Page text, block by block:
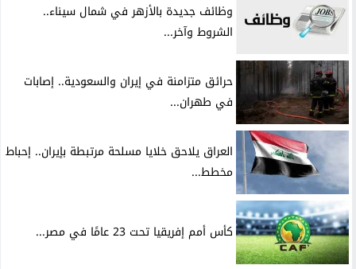
وظائف جديدة بالأزهر في شمال سيناء..
الشروط وآخر...
حرائق متزامنة في إيران والسعودية.. إصابات
في طهران...
العراق يلاحق خلايا مسلحة مرتبطة بإيران.. إحباط
مخطط...
كأس أمم إفريقيا تحت 23 عامًا في مصر...